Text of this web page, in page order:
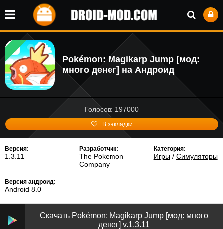
Pokémon: Magikarp Jump [мод:
много денег] на Андроид
Голосов: 197000
В закладки
Версия:
1.3.11
Разработчик:
The Pokemon
Company
Категория:
Игры/ Симуляторы
Версия андроид:
Android 8.0
Скачать Pokémon: Magikarp Jump [мод: много
денег] v.1.3.11